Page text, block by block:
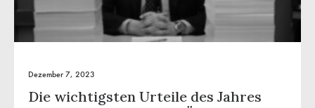
Dezember 7, 2023
Die wichtigsten Urteile des Jahres